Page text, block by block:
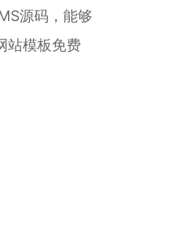
源码，能够
站模板免费